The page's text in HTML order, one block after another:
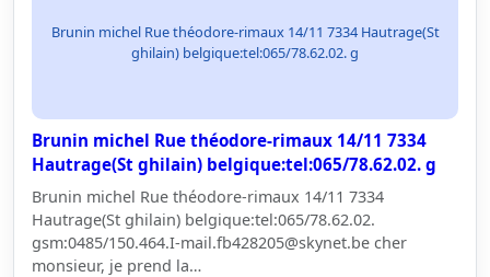
Brunin michel Rue théodore-rimaux 14/11 7334 Hautrage(St
ghilain) belgique:tel:065/78.62.02. g
Brunin michel Rue théodore-rimaux 14/11 7334
Hautrage(St ghilain) belgique:tel:065/78.62.02. g
Brunin michel Rue théodore-rimaux 14/11 7334
Hautrage(St ghilain) belgique:tel:065/78.62.02.
gsm:0485/150.464.I-mail.fb428205@skynet.be cher
monsieur, je prend la…